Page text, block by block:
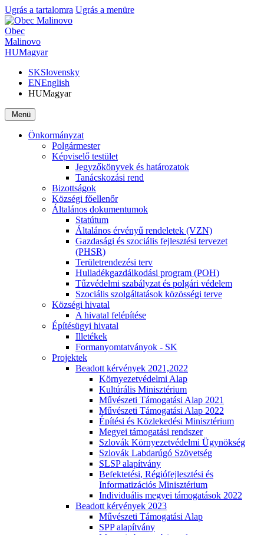
Ugrás a tartalomra Ugrás a menüre
Obec
Malinovo
HUMagyar
SKSlovensky
ENEnglish
HUMagyar
Menü
Önkormányzat
Polgármester
Képviselő testület
Jegyzőkönyvek és határozatok
Tanácskozási rend
Bizottságok
Községi főellenőr
Általános dokumentumok
Statútum
Általános érvényű rendeletek (VZN)
Gazdasági és szociális fejlesztési tervezet
(PHSR)
Területrendezési terv
Hulladékgazdálkodási program (POH)
Tűzvédelmi szabályzat és polgári védelem
Szociális szolgáltatások közösségi terve
Községi hivatal
A hivatal felépítése
Építésügyi hivatal
Illetékek
Formanyomtatványok - SK
Projektek
Beadott kérvények 2021,2022
Környezetvédelmi Alap
Kultúrális Minisztérium
Művészeti Támogatási Alap 2021
Művészeti Támogatási Alap 2022
Építési és Közlekedési Minisztérium
Megyei támogatási rendszer
Szlovák Környezetvédelmi Ügynökség
Szlovák Labdarúgó Szövetség
SLSP alapítvány
Befektetési, Régiófejlesztési és
Informatizációs Minisztérium
Individuális megyei támogatások 2022
Beadott kérvények 2023
Művészeti Támogatási Alap
SPP alapítvány